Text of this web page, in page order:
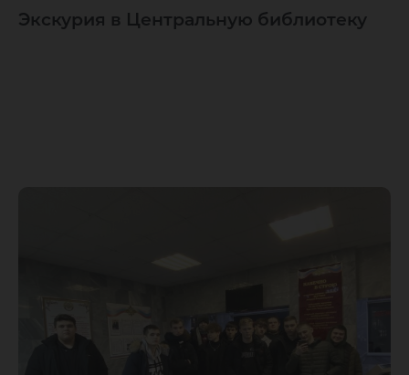
Экскурия в Центральную библиотеку